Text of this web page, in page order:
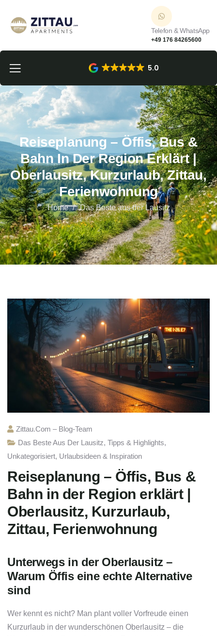
Telefon & WhatsApp
+49 176 84265600
5.0
Reiseplanung – Öffis, Bus &
Bahn In Der Region Erklärt |
Oberlausitz, Kurzurlaub, Zittau,
Ferienwohnung
Home Das Beste aus der Lausitz
Zittau.com – Blog-Team
Das Beste Aus Der Lausitz, Tipps & Highlights,
Unkategorisiert, Urlaubsideen & Inspiration
Reiseplanung – Öffis, Bus &
Bahn in der Region erklärt |
Oberlausitz, Kurzurlaub,
Zittau, Ferienwohnung
Unterwegs in der Oberlausitz –
Warum Öffis eine echte Alternative
sind
Wer kennt es nicht? Man plant voller Vorfreude einen
Kurzurlaub in der wunderschönen Oberlausitz – die